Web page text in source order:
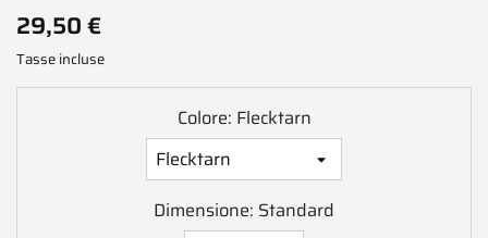
29,50 €
Tasse incluse
Colore: Flecktarn
Dimensione: Standard